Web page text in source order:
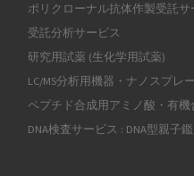
ポリクローナル抗体作製受託サ
受託分析サービス
研究用試薬 (生化学用試薬)
LC/MS分析用機器・ナノスプレ
ペプチド合成用アミノ酸・有機
DNA検査サービス : DNA型親子